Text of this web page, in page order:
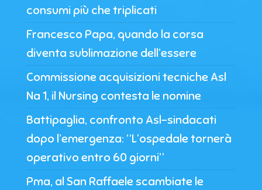
consumi più che triplicati
Francesco Papa, quando la corsa
diventa sublimazione dell’essere
Commissione acquisizioni tecniche Asl
Na 1, il Nursing contesta le nomine
Battipaglia, confronto Asl-sindacati
dopo l’emergenza: “L’ospedale tornerà
operativo entro 60 giorni”
Pma, al San Raffaele scambiate le